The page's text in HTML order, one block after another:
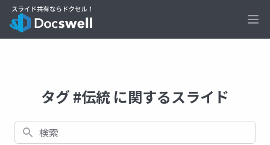
タグ #伝統 に関するスライド
検索